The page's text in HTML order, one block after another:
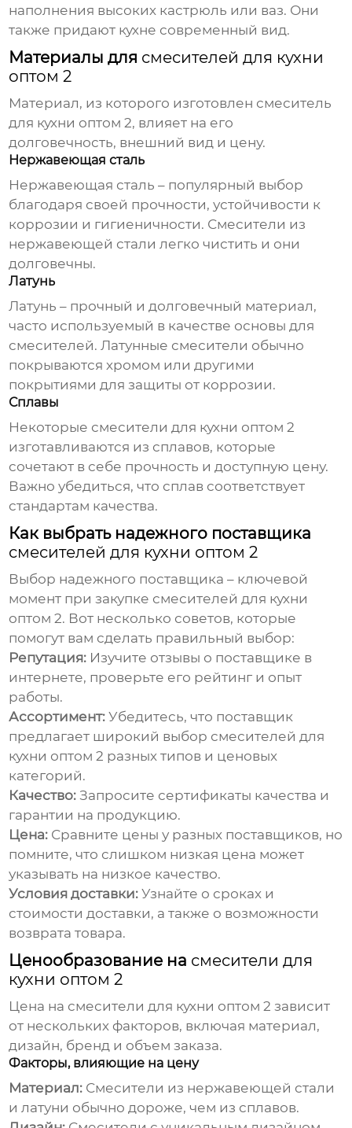
наполнения высоких кастрюль или ваз. Они
также придают кухне современный вид.
Материалы для смесителей для кухни
оптом 2
Материал, из которого изготовлен смеситель
для кухни оптом 2, влияет на его
долговечность, внешний вид и цену.
Нержавеющая сталь
Нержавеющая сталь – популярный выбор
благодаря своей прочности, устойчивости к
коррозии и гигиеничности. Смесители из
нержавеющей стали легко чистить и они
долговечны.
Латунь
Латунь – прочный и долговечный материал,
часто используемый в качестве основы для
смесителей. Латунные смесители обычно
покрываются хромом или другими
покрытиями для защиты от коррозии.
Сплавы
Некоторые смесители для кухни оптом 2
изготавливаются из сплавов, которые
сочетают в себе прочность и доступную цену.
Важно убедиться, что сплав соответствует
стандартам качества.
Как выбрать надежного поставщика
смесителей для кухни оптом 2
Выбор надежного поставщика – ключевой
момент при закупке смесителей для кухни
оптом 2. Вот несколько советов, которые
помогут вам сделать правильный выбор:
Репутация: Изучите отзывы о поставщике в
интернете, проверьте его рейтинг и опыт
работы.
Ассортимент: Убедитесь, что поставщик
предлагает широкий выбор смесителей для
кухни оптом 2 разных типов и ценовых
категорий.
Качество: Запросите сертификаты качества и
гарантии на продукцию.
Цена: Сравните цены у разных поставщиков, но
помните, что слишком низкая цена может
указывать на низкое качество.
Условия доставки: Узнайте о сроках и
стоимости доставки, а также о возможности
возврата товара.
Ценообразование на смесители для
кухни оптом 2
Цена на смесители для кухни оптом 2 зависит
от нескольких факторов, включая материал,
дизайн, бренд и объем заказа.
Факторы, влияющие на цену
Материал: Смесители из нержавеющей стали
и латуни обычно дороже, чем из сплавов.